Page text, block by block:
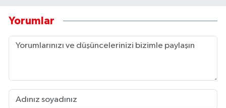
Yorumlar